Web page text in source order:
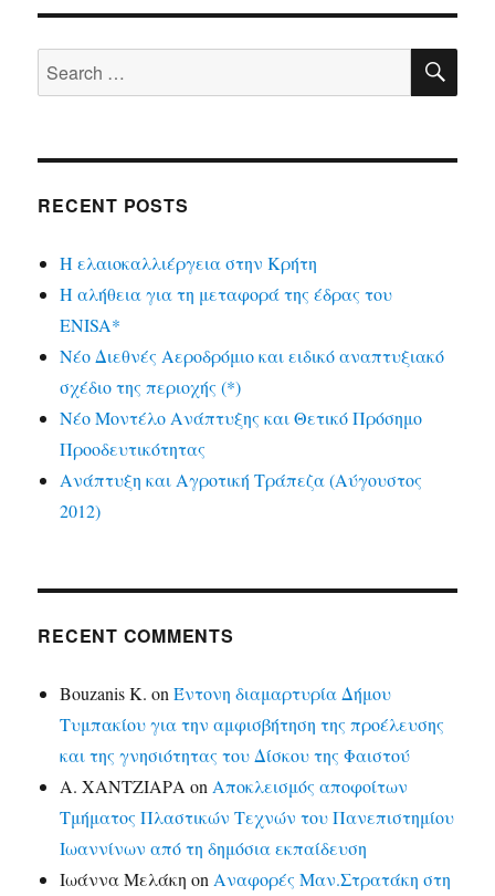
Search
for:
RECENT POSTS
Η ελαιοκαλλιέργεια στην Κρήτη
Η αλήθεια για τη μεταφορά της έδρας του
ENISA*
Νέο Διεθνές Αεροδρόμιο και ειδικό αναπτυξιακό
σχέδιο της περιοχής (*)
Νέο Μοντέλο Ανάπτυξης και Θετικό Πρόσημο
Προοδευτικότητας
Ανάπτυξη και Αγροτική Τράπεζα (Αύγουστος
2012)
RECENT COMMENTS
Bouzanis K. onΈντονη διαμαρτυρία Δήμου
Τυμπακίου για την αμφισβήτηση της προέλευσης
και της γνησιότητας του Δίσκου της Φαιστού
Α. ΧΑΝΤΖΙΑΡΑ on Αποκλεισμός αποφοίτων
Τμήματος Πλαστικών Τεχνών του Πανεπιστημίου
Ιωαννίνων από τη δημόσια εκπαίδευση
Ιωάννα Μελάκη on Αναφορές Μαν.Στρατάκη στη